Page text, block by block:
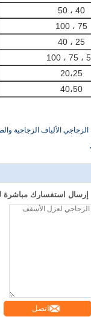
40 ، 50
75 ، 100
25 ، 40
100
20،25
40،50
الزجاجي الألياف الزجاجية
إرسال استفسارك مباشرة
اتصل